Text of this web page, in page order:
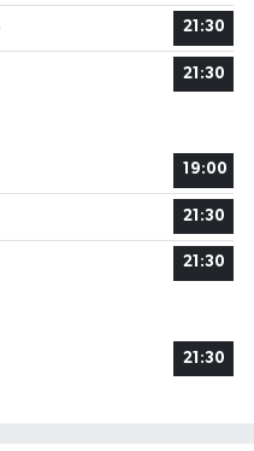
21:30
21:30
19:00
21:30
21:30
21:30